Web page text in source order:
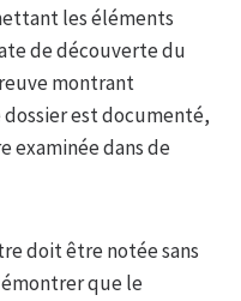
les éléments
de découverte du
montrant
est documenté,
examinée dans de
doit être notée sans
que le